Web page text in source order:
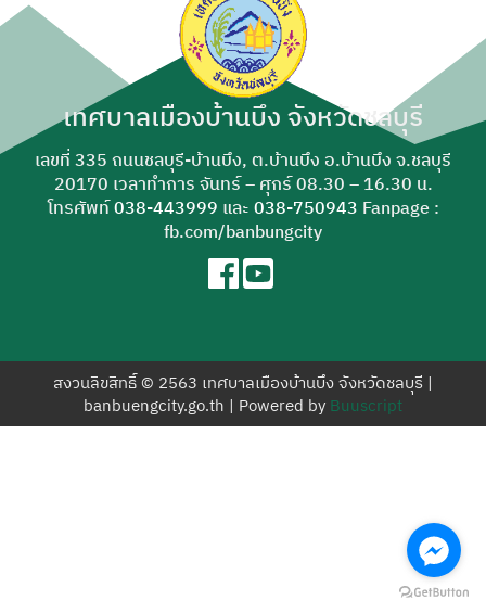
ค้นหา
เทศบาลเมืองบ้านบึง จังหวัดชลบุรี
เลขที่ 335 ถนนชลบุรี-บ้านบึง, ต.บ้านบึง อ.บ้านบึง จ.ชลบุรี
20170 เวลาทำการ จันทร์ – ศุกร์ 08.30 – 16.30 น.
โทรศัพท์038-443999 และ 038-750943 Fanpage :
fb.com/banbungcity
สงวนลิขสิทธิ์ © 2563 เทศบาลเมืองบ้านบึง จังหวัดชลบุรี |
banbuengcity.go.th | Powered by Buuscript